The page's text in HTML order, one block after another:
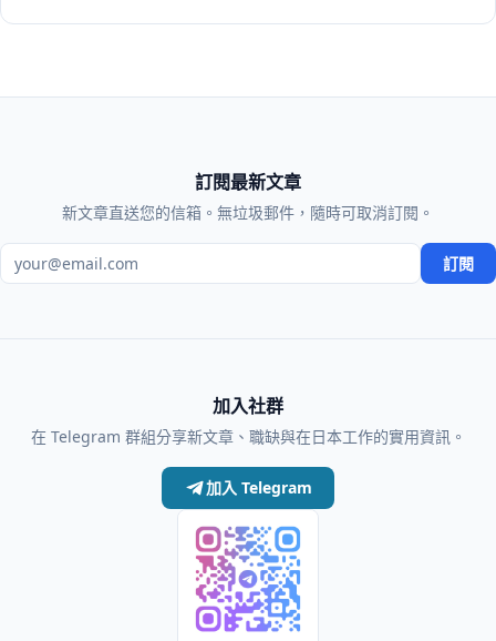
訂閱最新文章
新文章直送您的信箱。無垃圾郵件，隨時可取消訂閱。
電子郵件地址 訂閱
加入社群
在 Telegram 群組分享新文章、職缺與在日本工作的實用資訊。
加入 Telegram